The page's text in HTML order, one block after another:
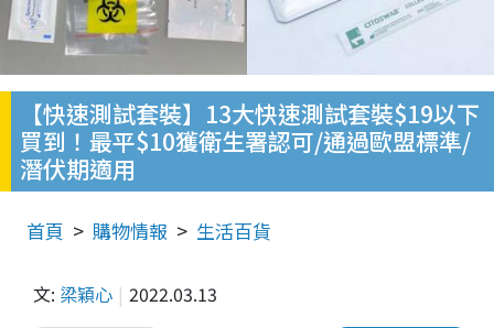
【快速測試套裝】13大快速測試套裝$19以下
買到！最平$10獲衛生署認可/通過歐盟標準/
潛伏期適用
首頁 購物情報 生活百貨
文: 梁穎心 2022.03.13